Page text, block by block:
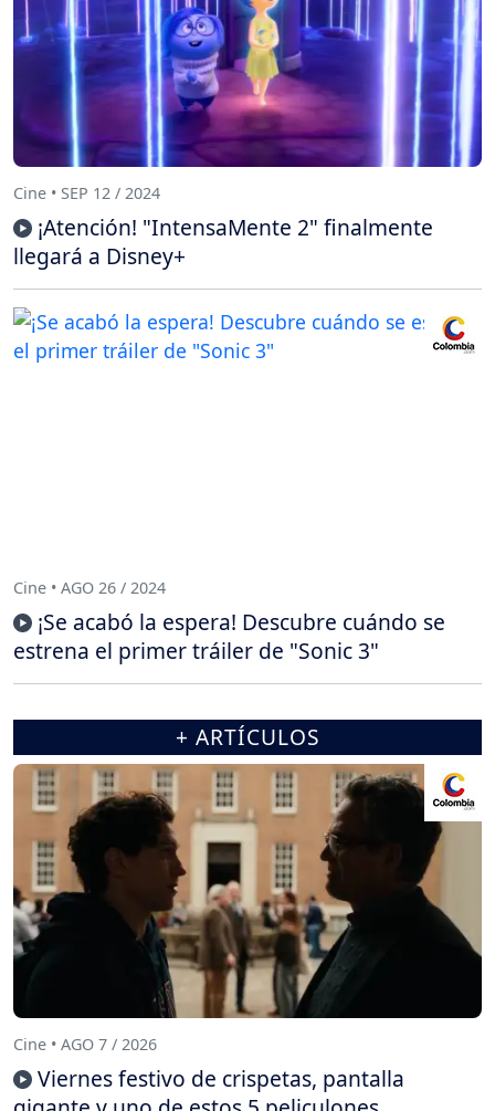
Cine • SEP 12 / 2024
¡Atención! "IntensaMente 2" finalmente
llegará a Disney+
Cine • AGO 26 / 2024
¡Se acabó la espera! Descubre cuándo se
estrena el primer tráiler de "Sonic 3"
+ ARTÍCULOS
Cine • AGO 7 / 2026
Viernes festivo de crispetas, pantalla